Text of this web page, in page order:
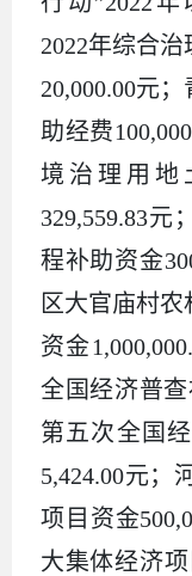
2022年综合
20,000.00元
助经费
境治理用地
329,559.83元
程补助资金
区大官庙村
资金
全国经济普查
第五次全国
5,424.00元；
项目资金
大集体经济项